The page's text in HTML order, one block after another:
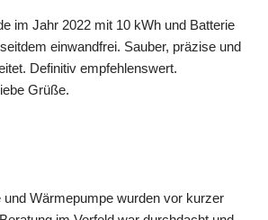
im Jahr 2022 mit 10 kWh und Batterie
einwandfrei. Sauber, präzise und
Definitiv empfehlenswert.
Grüße.
und Wärmepumpe wurden vor kurzer